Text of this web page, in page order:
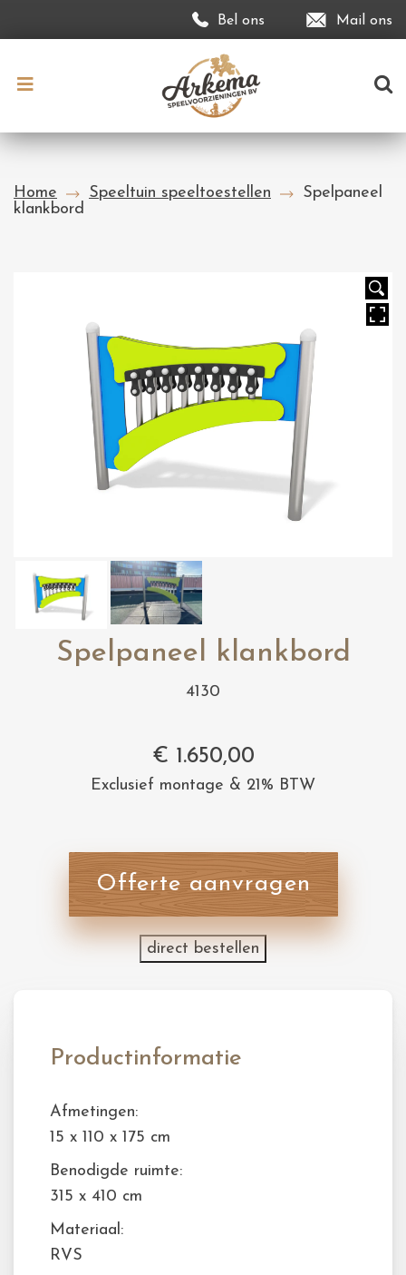
Bel ons Mail ons
Home Speeltuin speeltoestellen
Spelpaneel
klankbord
Spelpaneel klankbord
4130
€ 1.650,00
Exclusief montage & 21% BTW
Offerte aanvragen
direct bestellen
Productinformatie
Afmetingen:
15 x 110 x 175 cm
Benodigde ruimte:
315 x 410 cm
Materiaal:
RVS